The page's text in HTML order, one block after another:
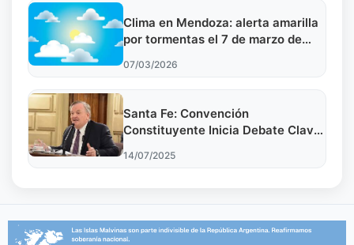
Clima en Mendoza: alerta amarilla
por tormentas el 7 de marzo de
07/03/2026
Santa Fe: Convención
Constituyente Inicia Debate Clave
14/07/2025